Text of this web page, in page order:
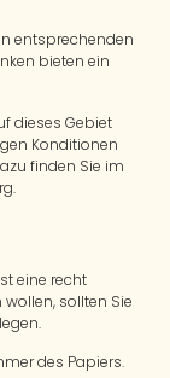
entsprechenden
bieten ein
dieses Gebiet
Konditionen
finden Sie im
eine recht
sollten Sie
des Papiers.